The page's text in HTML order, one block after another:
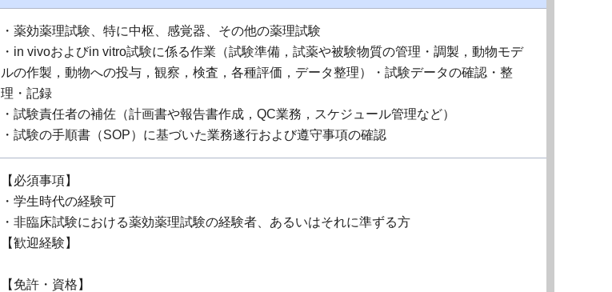
・薬効薬理試験、特に中枢、感覚器、その他の薬理試験
・in vivoおよびin vitro試験に係る作業（試験準備，試薬や被験物質の管理・調製，動物モデ
ルの作製，動物への投与，観察，検査，各種評価，データ整理）・試験データの確認・整
理・記録
・試験責任者の補佐（計画書や報告書作成，QC業務，スケジュール管理など）
・試験の手順書（SOP）に基づいた業務遂行および遵守事項の確認
【必須事項】
・学生時代の経験可
・非臨床試験における薬効薬理試験の経験者、あるいはそれに準ずる方
【歓迎経験】
【免許・資格】